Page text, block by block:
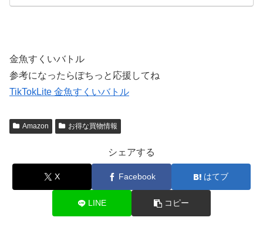
金魚すくいバトル
参考になったらぽちっと応援してね
TikTokLite 金魚すくいバトル
Amazon お得な買物情報
シェアする
X Facebook はてブ
LINE コピー